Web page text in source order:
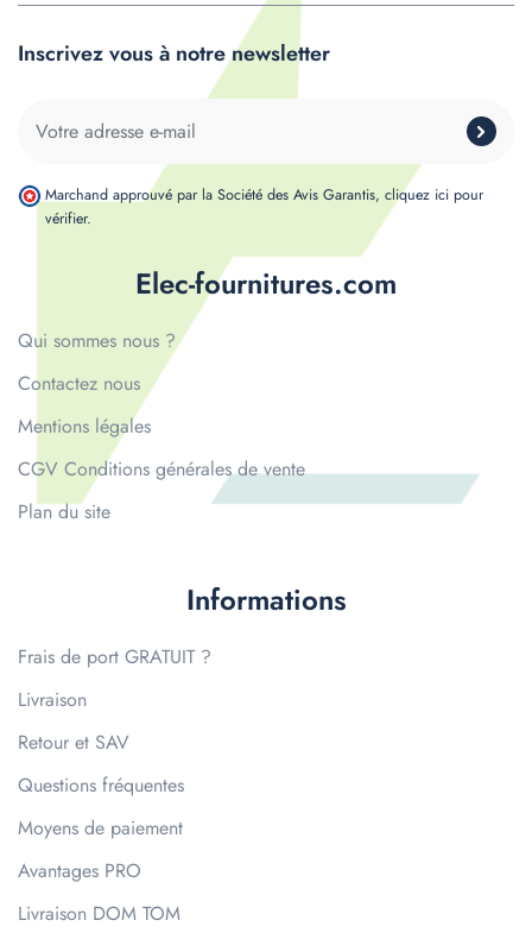
Elec-fournitures.com
Qui sommes nous ?
Contactez nous
Mentions légales
CGV Conditions générales de vente
Plan du site
Informations
Frais de port GRATUIT ?
Livraison
Retour et SAV
Questions fréquentes
Moyens de paiement
Avantages PRO
Livraison DOM TOM
Inscrivez vous à notre newsletter
Marchand approuvé par la Société des Avis Garantis, cliquez ici pour
vérifier.